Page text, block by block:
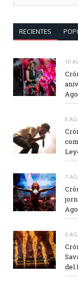
RECIENTES
10
8
7
6
del